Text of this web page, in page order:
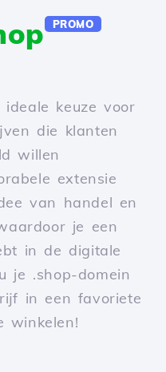
PROMO
keuze voor
die klanten
willen
extensie
van handel en
je een
in de digitale
je .shop-domein
in een favoriete
winkelen!